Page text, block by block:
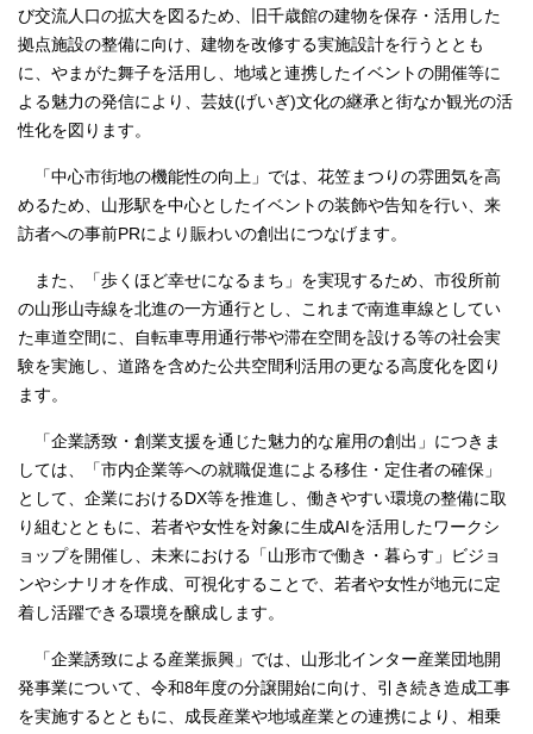
び交流人口の拡大を図るため、旧千歳館の建物を保存・活用した
拠点施設の整備に向け、建物を改修する実施設計を行うととも
に、やまがた舞子を活用し、地域と連携したイベントの開催等に
よる魅力の発信により、芸妓(げいぎ)文化の継承と街なか観光の活
性化を図ります。
「中心市街地の機能性の向上」では、花笠まつりの雰囲気を高
めるため、山形駅を中心としたイベントの装飾や告知を行い、来
訪者への事前PRにより賑わいの創出につなげます。
また、「歩くほど幸せになるまち」を実現するため、市役所前
の山形山寺線を北進の一方通行とし、これまで南進車線としてい
た車道空間に、自転車専用通行帯や滞在空間を設ける等の社会実
験を実施し、道路を含めた公共空間利活用の更なる高度化を図り
ます。
「企業誘致・創業支援を通じた魅力的な雇用の創出」につきま
しては、「市内企業等への就職促進による移住・定住者の確保」
として、企業におけるDX等を推進し、働きやすい環境の整備に取
り組むとともに、若者や女性を対象に生成AIを活用したワークシ
ョップを開催し、未来における「山形市で働き・暮らす」ビジョ
ンやシナリオを作成、可視化することで、若者や女性が地元に定
着し活躍できる環境を醸成します。
「企業誘致による産業振興」では、山形北インター産業団地開
発事業について、令和8年度の分譲開始に向け、引き続き造成工事
を実施するとともに、成長産業や地域産業との連携により、相乗